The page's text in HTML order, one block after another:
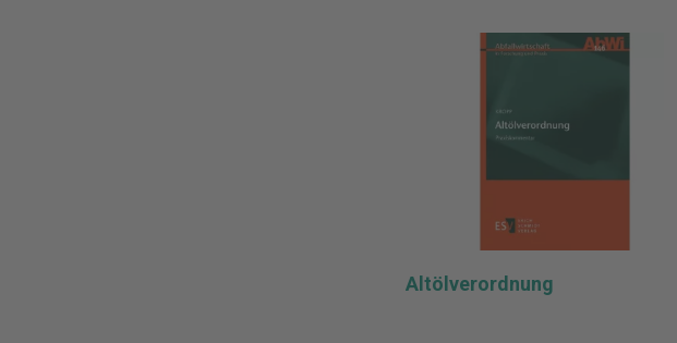
Altölverordnung